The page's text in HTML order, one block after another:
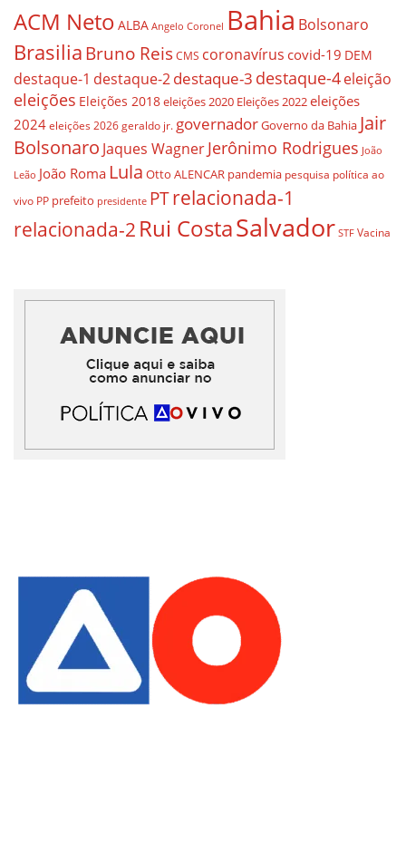
ACM Neto ALBA Angelo Coronel Bahia Bolsonaro
BrasiliaBruno ReisCMS coronavírus covid-19 DEM
destaque-1 destaque-2destaque-3 destaque-4eleição
eleições Eleições 2018eleições 2020 Eleições 2022eleições
2024 eleições 2026 geraldo jr. governadorGoverno da Bahia Jair
Bolsonaro Jaques WagnerJerônimo Rodrigues João
Leão João Roma Lula Otto ALENCAR pandemia pesquisa política ao
vivo PP prefeito presidente PTrelacionada-1
relacionada-2 Rui CostaSalvador STF Vacina